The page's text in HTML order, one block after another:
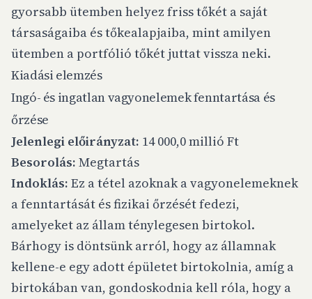
gyorsabb ütemben helyez friss tőkét a saját
társaságaiba és tőkealapjaiba, mint amilyen
ütemben a portfólió tőkét juttat vissza neki.
Kiadási elemzés
Ingó- és ingatlan vagyonelemek fenntartása és
őrzése
Jelenlegi előirányzat: 14 000,0 millió Ft
Besorolás: Megtartás
Indoklás: Ez a tétel azoknak a vagyonelemeknek
a fenntartását és fizikai őrzését fedezi,
amelyeket az állam ténylegesen birtokol.
Bárhogy is döntsünk arról, hogy az államnak
kellene-e egy adott épületet birtokolnia, amíg a
birtokában van, gondoskodnia kell róla, hogy a